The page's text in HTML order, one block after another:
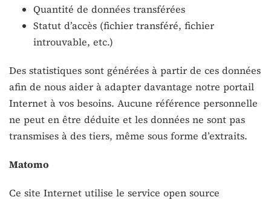
Quantité de données transférées
Statut d’accès (fichier transféré, fichier
introuvable, etc.)
Des statistiques sont générées à partir de ces données
afin de nous aider à adapter davantage notre portail
Internet à vos besoins. Aucune référence personnelle
ne peut en être déduite et les données ne sont pas
transmises à des tiers, même sous forme d’extraits.
Matomo
Ce site Internet utilise le service open source